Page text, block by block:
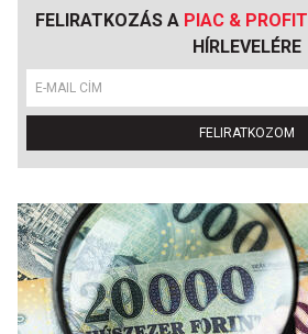
FELIRATKOZÁS A PIAC & PROFIT
HÍRLEVELÉRE
FELIRATKOZOM